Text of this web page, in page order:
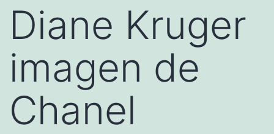
Diane Kruger
imagen de
Chanel